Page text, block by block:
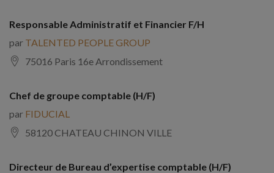
Responsable Administratif et Financier F/H
par TALENTED PEOPLE GROUP
75016 Paris 16e Arrondissement
Chef de groupe comptable (H/F)
par FIDUCIAL
58120 CHATEAU CHINON VILLE
Directeur de Bureau d’expertise comptable (H/F)